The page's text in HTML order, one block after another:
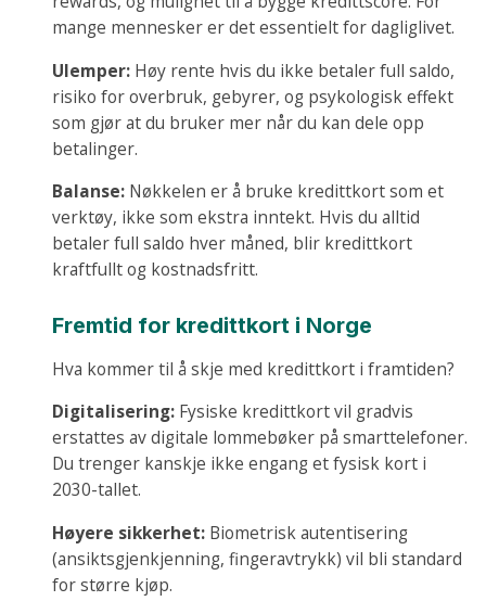
mange mennesker er det essentielt for dagliglivet.
Ulemper: Høy rente hvis du ikke betaler full saldo,
risiko for overbruk, gebyrer, og psykologisk effekt
som gjør at du bruker mer når du kan dele opp
betalinger.
Balanse: Nøkkelen er å bruke kredittkort som et
verktøy, ikke som ekstra inntekt. Hvis du alltid
betaler full saldo hver måned, blir kredittkort
kraftfullt og kostnadsfritt.
Fremtid for kredittkort i Norge
Hva kommer til å skje med kredittkort i framtiden?
Digitalisering: Fysiske kredittkort vil gradvis
erstattes av digitale lommebøker på smarttelefoner.
Du trenger kanskje ikke engang et fysisk kort i
2030-tallet.
Høyere sikkerhet: Biometrisk autentisering
(ansiktsgjenkjenning, fingeravtrykk) vil bli standard
for større kjøp.